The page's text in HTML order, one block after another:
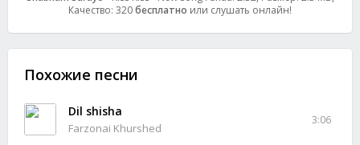
Качество: 320бесплатно или слушать онлайн!
Похожие песни
Dil shisha
Farzonai Khurshed
3:06